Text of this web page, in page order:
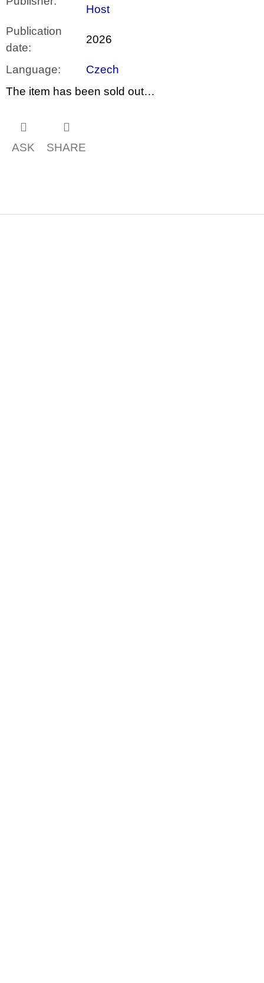
Host
Publication
date:
2026
Language:
Czech
The item has been sold out…
ASK SHARE